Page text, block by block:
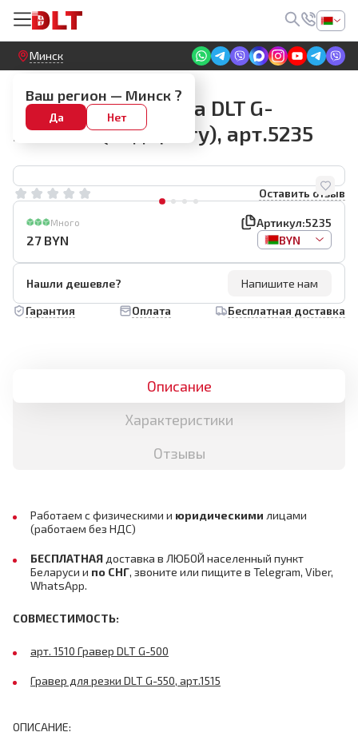
Круглосуточный! Прием заявок на сайте
Минск
Ваш регион — Минск ?
Да Нет
Граверы и оснастка
Кожух для гравера DLT G-
500/550 (под цангу), арт.5235
Оставить отзыв
Много Артикул:5235
27 BYN BYN
Нашли дешевле?
Напишите нам
Гарантия
Оплата Бесплатная доставка
Описание
Характеристики
Отзывы
Работаем с физическими и юридическими лицами
(работаем без НДС)
БЕСПЛАТНАЯ доставка в ЛЮБОЙ населенный пункт
Беларуси и по СНГ, звоните или пищите в Telegram, Viber,
WhatsApp.
СОВМЕСТИМОСТЬ:
арт. 1510 Гравер DLT G-500
Гравер для резки DLT G-550, арт.1515
ОПИСАНИЕ: